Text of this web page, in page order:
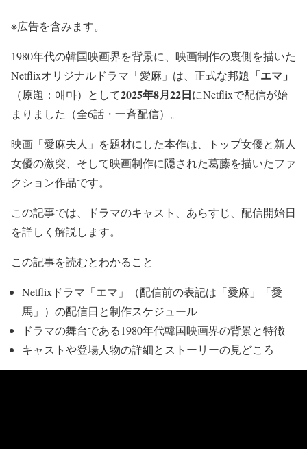
※広告を含みます。
1980年代の韓国映画界を背景に、映画制作の裏側を描いた
Netflixオリジナルドラマ「愛麻」は、正式な邦題 「エマ」
（原題：애마）として2025年8月22日にNetflixで配信が始
まりました（全6話・一斉配信）。
映画「愛麻夫人」を題材にした本作は、トップ女優と新人
女優の激突、そして映画制作に隠された葛藤を描いたファ
クション作品です。
この記事では、ドラマのキャスト、あらすじ、配信開始日
を詳しく解説します。
この記事を読むとわかること
Netflixドラマ「エマ」（配信前の表記は「愛麻」「愛
馬」）の配信日と制作スケジュール
ドラマの舞台である1980年代韓国映画界の背景と特徴
キャストや登場人物の詳細とストーリーの見どころ